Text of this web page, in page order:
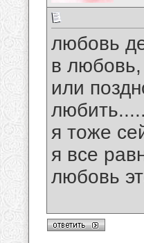
любовь
в
или
я тоже
я все
любовь